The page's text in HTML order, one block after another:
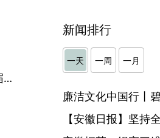
【纪委书记（纪检组长）谈学习贯彻省纪委十一届六次全会精神】宿州：深刻领悟“三个更加”重要要求 以正风肃纪反腐新成效保障“十五五” 开好局起好步
新闻排行
一天 一周 一月
廉洁文化中国行丨
【安徽日报】坚持